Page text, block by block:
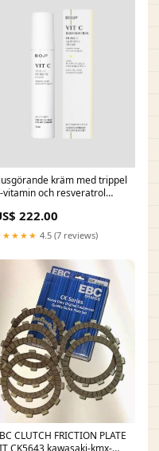
kräm med trippel
vitamin och resveratrol
banki_i_masazery
222.00
4.5 (7 reviews)
CLUTCH FRICTION PLATE
CK5643 kawasaki-kmx-